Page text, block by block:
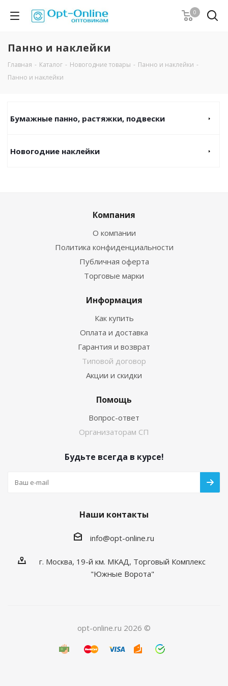
0
Панно и наклейки
Главная - Каталог - Новогодние товары - Панно и наклейки -
Панно и наклейки
Бумажные панно, растяжки, подвески
Новогодние наклейки
Компания
О компании
Политика конфиденциальности
Публичная оферта
Торговые марки
Информация
Как купить
Оплата и доставка
Гарантия и возврат
Типовой договор
Акции и скидки
Помощь
Вопрос-ответ
Организаторам СП
Будьте всегда в курсе!
Наши контакты
info@opt-online.ru
г. Москва, 19-й км. МКАД, Торговый Комплекс
"Южные Ворота"
opt-online.ru 2026 ©